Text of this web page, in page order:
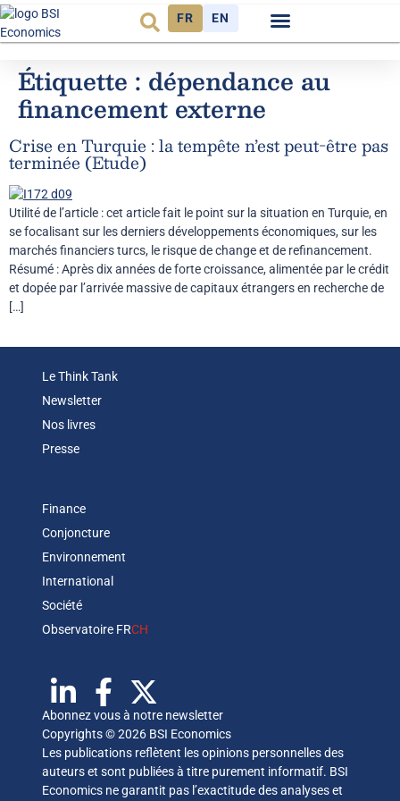
FR EN
Étiquette : dépendance au
financement externe
Crise en Turquie : la tempête n’est peut-être pas
terminée (Etude)
Utilité de l’article : cet article fait le point sur la situation en Turquie, en
se focalisant sur les derniers développements économiques, sur les
marchés financiers turcs, le risque de change et de refinancement.
Résumé : Après dix années de forte croissance, alimentée par le crédit
et dopée par l’arrivée massive de capitaux étrangers en recherche de
[…]
Le Think Tank
Newsletter
Nos livres
Presse
Finance
Conjoncture
Environnement
International
Société
Observatoire FRCH
Abonnez vous à notre newsletter
Copyrights © 2026 BSI Economics
Les publications reflètent les opinions personnelles des
auteurs et sont publiées à titre purement informatif. BSI
Economics ne garantit pas l’exactitude des analyses et